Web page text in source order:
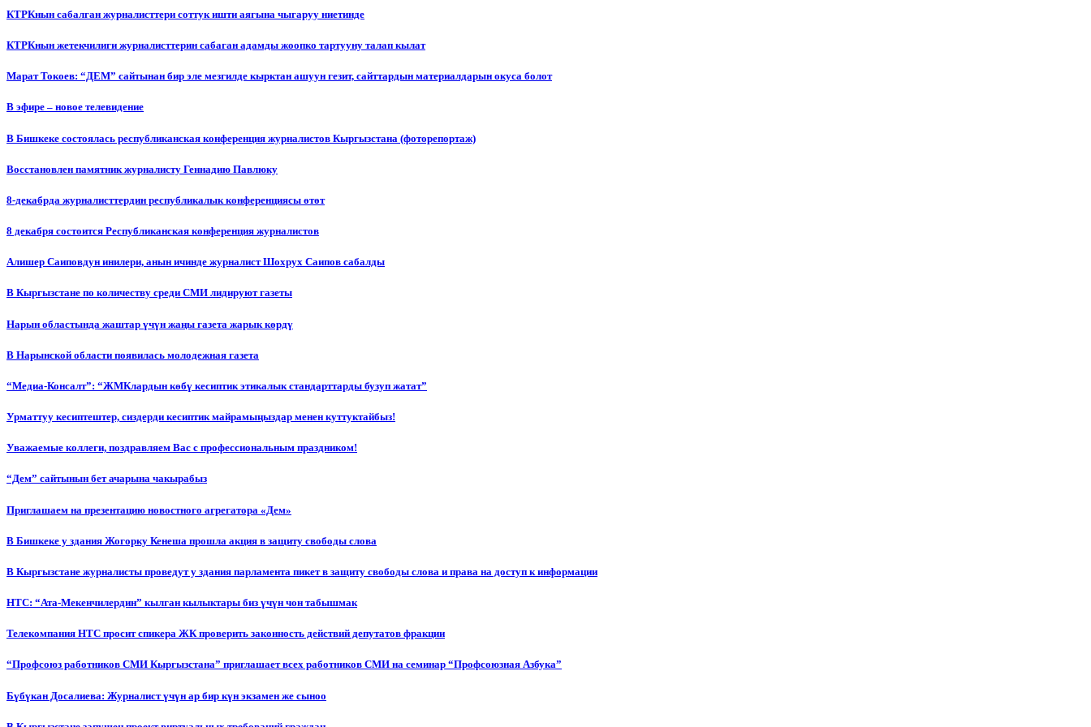
КТРКнын сабалган журналисттери соттук ишти аягына чыгаруу ниетинде
КТРКнын жетекчилиги журналисттерин сабаган адамды жоопко тартууну талап кылат
Марат Токоев: “ДЕМ” сайтынан бир эле мезгилде кырктан ашуун гезит, сайттардын материалдарын окуса болот
В эфире – новое телевидение
В Бишкеке состоялась республиканская конференция журналистов Кыргызстана (фоторепортаж)
Восстановлен памятник журналисту Геннадию Павлюку
8-декабрда журналисттердин республикалык конференциясы өтөт
8 декабря состоится Республиканская конференция журналистов
Алишер Саиповдун инилери, анын ичинде журналист Шохрух Саипов сабалды
В Кыргызстане по количеству среди СМИ лидируют газеты
Нарын областында жаштар үчүн жаңы газета жарык көрдү
В Нарынской области появилась молодежная газета
“Медиа-Консалт”: “ЖМКлардын көбү кесиптик этикалык стандарттарды бузуп жатат”
Урматтуу кесиптештер, сиздерди кесиптик майрамыңыздар менен куттуктайбыз!
Уважаемые коллеги, поздравляем Вас с профессиональным праздником!
“Дем” сайтынын бет ачарына чакырабыз
Приглашаем на презентацию новостного агрегатора «Дем»
В Бишкеке у здания Жогорку Кенеша прошла акция в защиту свободы слова
В Кыргызстане журналисты проведут у здания парламента пикет в защиту свободы слова и права на доступ к информации
НТС: “Ата-Мекенчилердин” кылган кылыктары биз үчүн чон табышмак
Телекомпания НТС просит спикера ЖК проверить законность действий депутатов фракции
“Профсоюз работников СМИ Кыргызстана” приглашает всех работников СМИ на семинар “Профсоюзная Азбука”
Бүбүкан Досалиева: Журналист үчүн ар бир күн экзамен же сыноо